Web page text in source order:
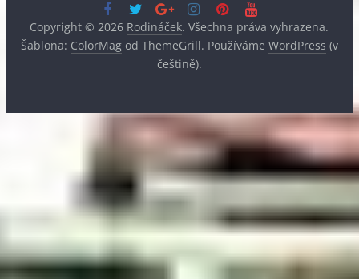
Copyright © 2026 Rodináček. Všechna práva vyhrazena.
Šablona: ColorMagod ThemeGrill. Používáme WordPress (v
češtině).